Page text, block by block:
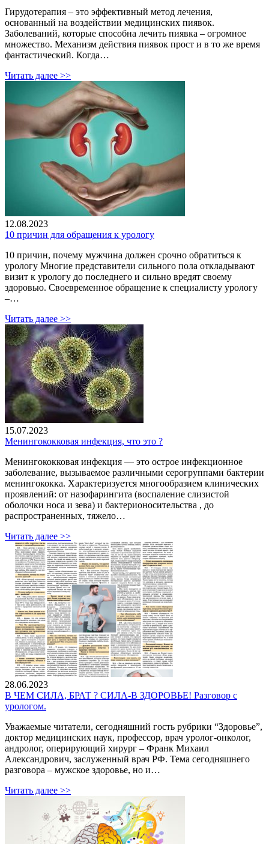
Гирудотерапия – это эффективный метод лечения,
основанный на воздействии медицинских пиявок.
Заболеваний, которые способна лечить пиявка – огромное
множество. Механизм действия пиявок прост и в то же время
фантастический. Когда…
Читать далее >>
12.08.2023
10 причин для обращения к урологу
10 причин, почему мужчина должен срочно обратиться к
урологу Многие представители сильного пола откладывают
визит к урологу до последнего и сильно вредят своему
здоровью. Своевременное обращение к специалисту урологу
–…
Читать далее >>
15.07.2023
Менингококковая инфекция, что это ?
Менингококковая инфекция — это острое инфекционное
заболевание, вызываемое различными серогруппами бактерии
менингококка. Характеризуется многообразием клинических
проявлений: от назофарингита (воспаление слизистой
оболочки носа и зева) и бактерионосительства , до
распространенных, тяжело…
Читать далее >>
28.06.2023
В ЧЕМ СИЛА, БРАТ ? СИЛА-В ЗДОРОВЬЕ! Разговор с
урологом.
Уважаемые читатели, сегодняшний гость рубрики “Здоровье”,
доктор медицинских наук, профессор, врач уролог-онколог,
андролог, оперирующий хирург – Франк Михаил
Александрович, заслуженный врач РФ. Тема сегодняшнего
разговора – мужское здоровье, но и…
Читать далее >>